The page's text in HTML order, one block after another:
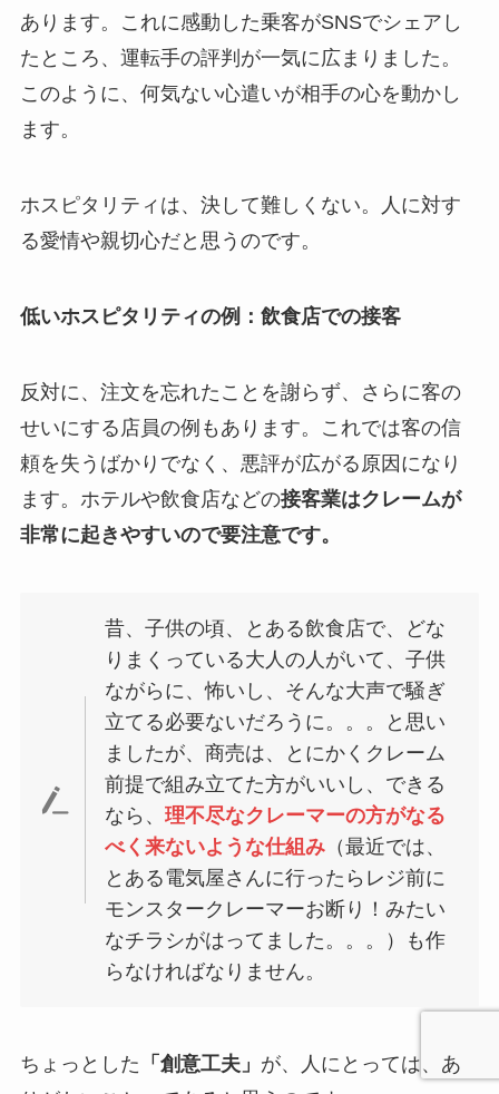
あります。これに感動した乗客がSNSでシェアし
たところ、運転手の評判が一気に広まりました。
このように、何気ない心遣いが相手の心を動かし
ます。
ホスピタリティは、決して難しくない。人に対す
る愛情や親切心だと思うのです。
低いホスピタリティの例：飲食店での接客
反対に、注文を忘れたことを謝らず、さらに客の
せいにする店員の例もあります。これでは客の信
頼を失うばかりでなく、悪評が広がる原因になり
ます。ホテルや飲食店などの接客業はクレームが
非常に起きやすいので要注意です。
昔、子供の頃、とある飲食店で、どな
りまくっている大人の人がいて、子供
ながらに、怖いし、そんな大声で騒ぎ
立てる必要ないだろうに。。。と思い
ましたが、商売は、とにかくクレーム
前提で組み立てた方がいいし、できる
なら、理不尽なクレーマーの方がなる
べく来ないような仕組み （最近では、
とある電気屋さんに行ったらレジ前に
モンスタークレーマーお断り！みたい
なチラシがはってました。。。）も作
らなければなりません。
ちょっとした 「創意工夫」 が、人にとっては、あ